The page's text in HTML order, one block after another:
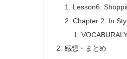
Lesson6:
Chapter 2: In
感想・まとめ